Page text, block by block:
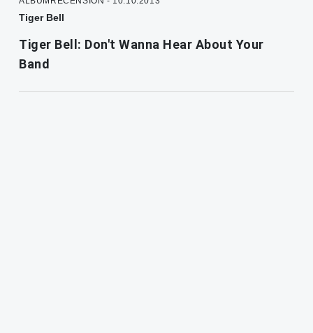
Tiger Bell
Tiger Bell: Don't Wanna Hear About Your
Band